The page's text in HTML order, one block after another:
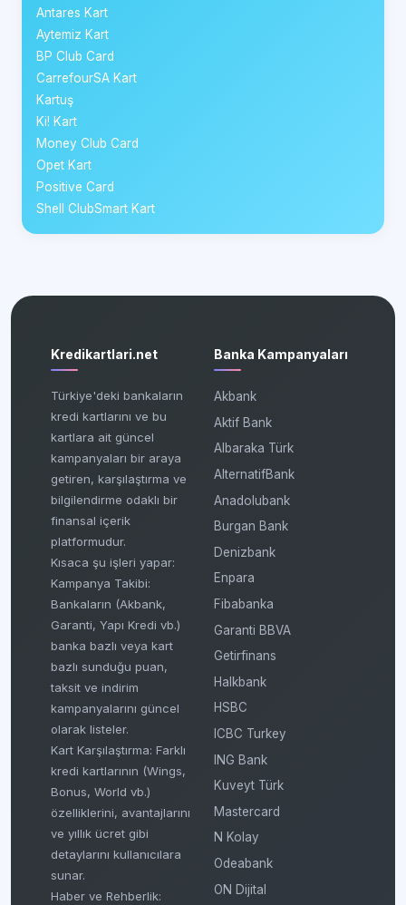
Antares Kart
Aytemiz Kart
BP Club Card
CarrefourSA Kart
Kartuş
Ki! Kart
Money Club Card
Opet Kart
Positive Card
Shell ClubSmart Kart
Kredikartlari.net
Türkiye'deki bankaların
kredi kartlarını ve bu
kartlara ait güncel
kampanyaları bir araya
getiren, karşılaştırma ve
bilgilendirme odaklı bir
finansal içerik
platformudur.
Kısaca şu işleri yapar:
Kampanya Takibi:
Bankaların (Akbank,
Garanti, Yapı Kredi vb.)
banka bazlı veya kart
bazlı sunduğu puan,
taksit ve indirim
kampanyalarını güncel
olarak listeler.
Kart Karşılaştırma: Farklı
kredi kartlarının (Wings,
Bonus, World vb.)
özelliklerini, avantajlarını
ve yıllık ücret gibi
detaylarını kullanıcılara
sunar.
Haber ve Rehberlik:
Banka Kampanyaları
Akbank
Aktif Bank
Albaraka Türk
AlternatifBank
Anadolubank
Burgan Bank
Denizbank
Enpara
Fibabanka
Garanti BBVA
Getirfinans
Halkbank
HSBC
ICBC Turkey
ING Bank
Kuveyt Türk
Mastercard
N Kolay
Odeabank
ON Dijital